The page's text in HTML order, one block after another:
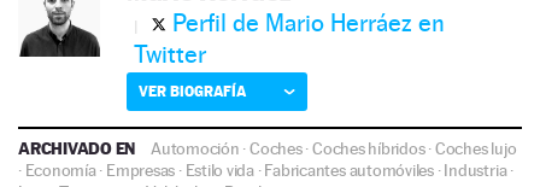
Perfil de Mario Herráez en
Twitter
VER BIOGRAFÍA
ARCHIVADO EN Automoción ·Coches·Coches híbridos·Coches lujo
· Economía· Empresas · Estilo vida ·Fabricantes automóviles ·Industria·